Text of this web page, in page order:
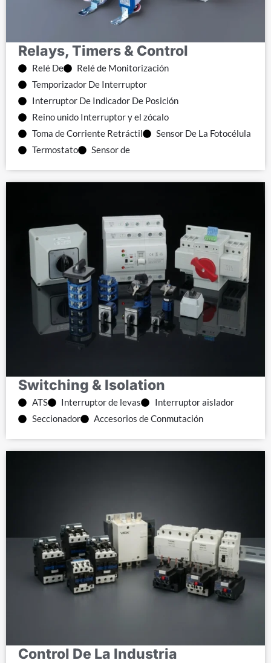
Relays, Timers & Control
Relé De
Relé de Monitorización
Temporizador De Interruptor
Interruptor De Indicador De Posición
Reino unido Interruptor y el zócalo
Toma de Corriente Retráctil
Sensor De La Fotocélula
Termostato
Sensor de
Switching & Isolation
ATS Interruptor de levas
Interruptor aislador
Seccionador
Accesorios de Conmutación
Control De La Industria